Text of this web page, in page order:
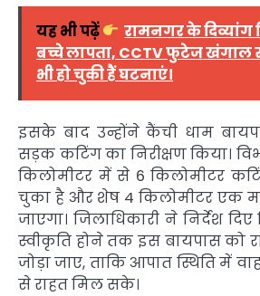
यह भी पढ़ें
रामनगर के दिव्यांग
बच्चे लापता, CCTV फुटेज खंगाल
भी हो चुकी हैं घटनाएं।
इसके बाद उन्होंने कैंची धाम
सड़क कटिंग का निरीक्षण किया।
किलोमीटर में से 6 किलोमीटर
चुका है और शेष 4 किलोमीटर एक
जाएगा। जिलाधिकारी ने निर्देश
स्वीकृति होने तक इस बायपास को
जोड़ा जाए, ताकि आपात स्थिति में
से राहत मिल सके।